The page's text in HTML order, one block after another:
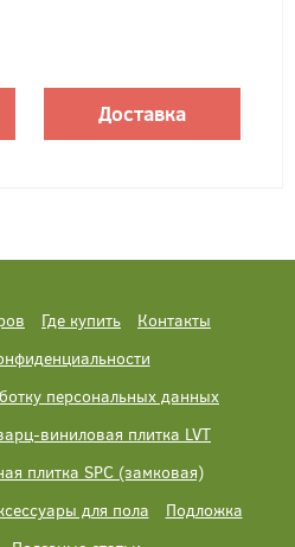
Доставка
Где купить
Контакты
персональных данных
виниловая плитка LVT
плитка SPC (замковая)
для пола
Подложка